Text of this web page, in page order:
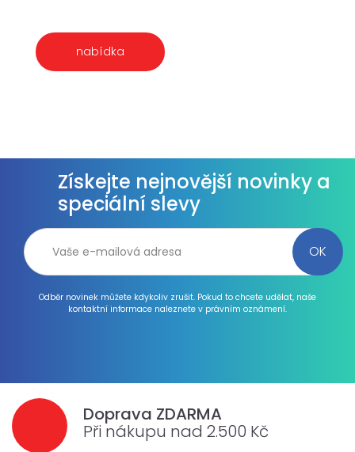
nabídka
Získejte nejnovější novinky a
speciální slevy
Odběr novinek můžete kdykoliv zrušit. Pokud to chcete udělat, naše
kontaktní informace naleznete v právním oznámení.
Doprava ZDARMA
Při nákupu nad 2.500 Kč